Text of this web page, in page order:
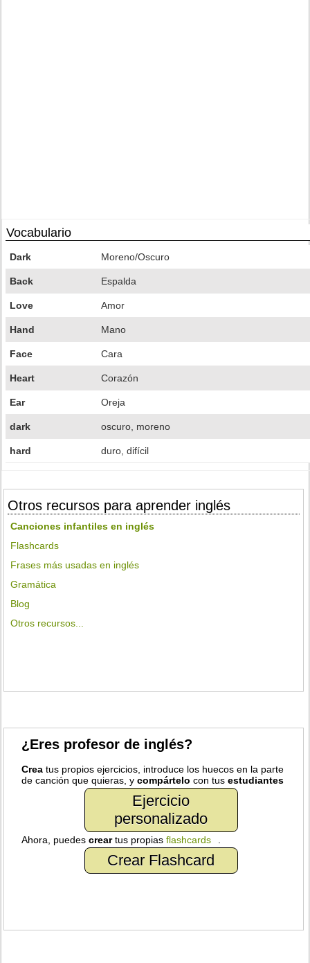
Vocabulario
Dark Moreno/Oscuro
Back Espalda
Love Amor
Hand Mano
Face Cara
Heart Corazón
Ear Oreja
dark oscuro, moreno
hard duro, difícil
Otros recursos para aprender inglés
Canciones infantiles en inglés
Flashcards
Frases más usadas en inglés
Gramática
Blog
Otros recursos...
¿Eres profesor de inglés?
Crea tus propios ejercicios, introduce los huecos en la parte
de canción que quieras, ycompártelo con tusestudiantes
Ejercicio
personalizado
Ahora, puedescreartus propiasflashcards
Crear Flashcard